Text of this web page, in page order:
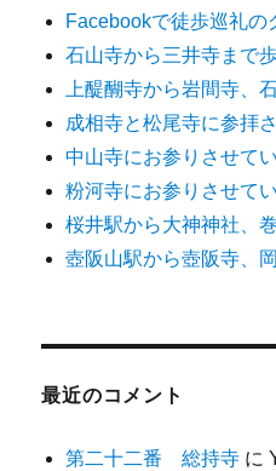
Facebookで徒歩巡礼の
石山寺から三井寺まで歩
上醍醐寺から岩間寺、
成相寺と松尾寺に参拝
中山寺にお参りさせて
粉河寺にお参りさせて
桜井駅から大神神社、
壺阪山駅から壺阪寺、
最近のコメント
第二十二番 総持寺 に